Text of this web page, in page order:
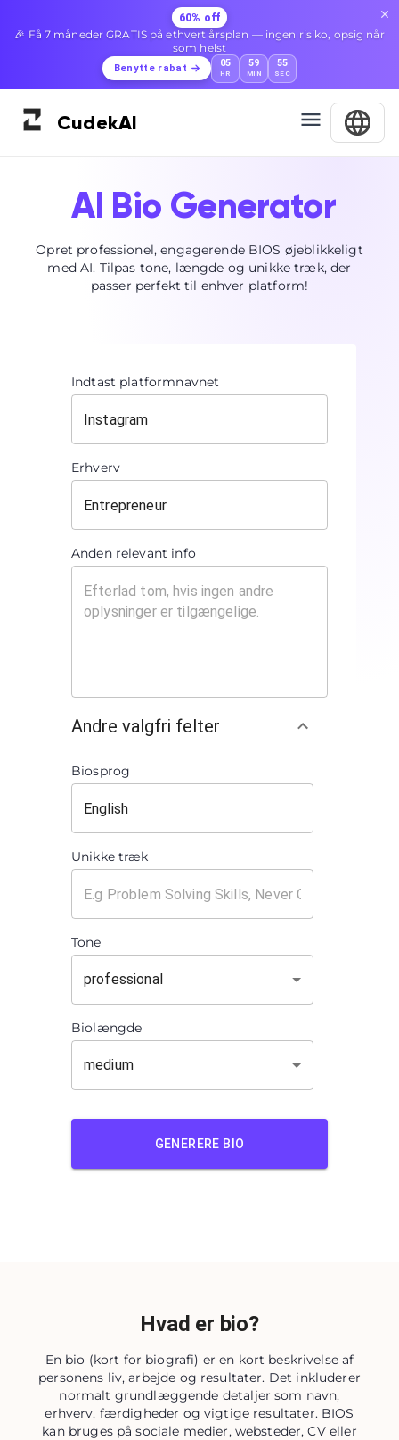
60% off
🎉 Få 7 måneder GRATIS på ethvert årsplan — ingen risiko, opsig når
som helst
Benytte rabat 05
HR
59
MIN
55
SEC
CudekAI
AI Bio Generator
Opret professionel, engagerende BIOS øjeblikkeligt
med AI. Tilpas tone, længde og unikke træk, der
passer perfekt til enhver platform!
Indtast platformnavnet
Erhverv
Anden relevant info
Andre valgfri felter
Biosprog
Unikke træk
Tone
professional
Biolængde
medium
GENERERE BIO
Hvad er bio?
En bio (kort for biografi) er en kort beskrivelse af
personens liv, arbejde og resultater. Det inkluderer
normalt grundlæggende detaljer som navn,
erhverv, færdigheder og vigtige resultater. BIOS
kan bruges på sociale medier, websteder, CV eller